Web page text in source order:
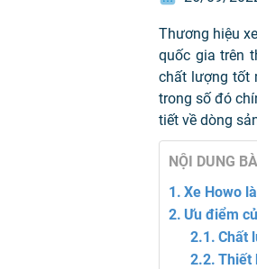
Thương hiệu
quốc gia trên
chất lượng tốt
trong số đó
tiết về dòng
NỘI DUNG
Xe Howo
Ưu điểm
Chất
Thiết